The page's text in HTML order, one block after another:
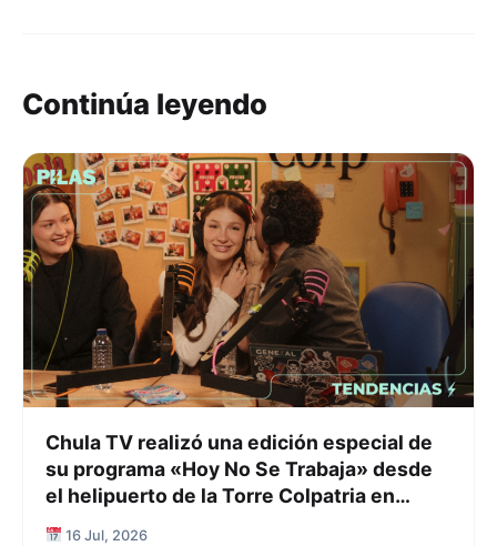
Continúa leyendo
Chula TV realizó una edición especial de
su programa «Hoy No Se Trabaja» desde
el helipuerto de la Torre Colpatria en
Bogotá
16 Jul, 2026